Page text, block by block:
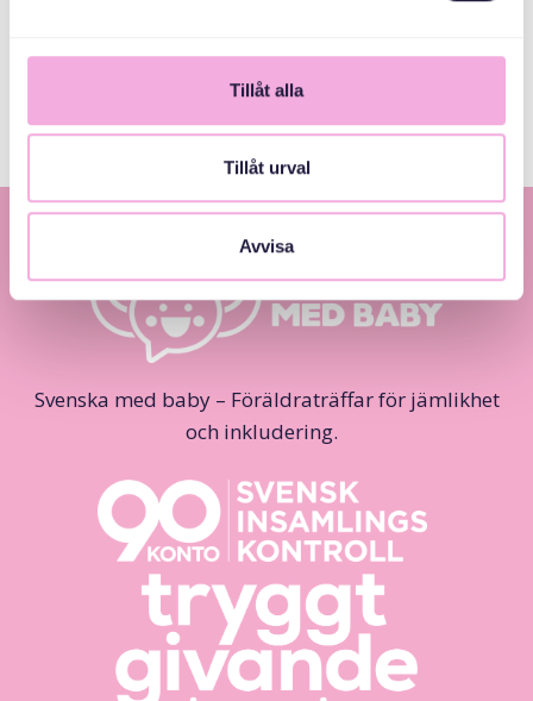
Tillåt alla
Tillåt urval
Avvisa
bokningen@svenskamedbaby.se
Svenska med baby – Föräldraträffar för jämlikhet
och inkludering.